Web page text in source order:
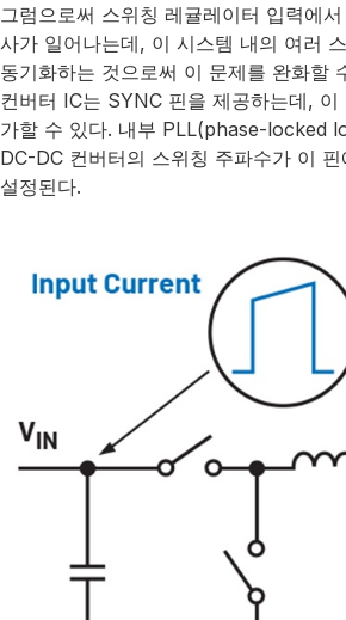
그럼으로써 스위칭 레귤레이터 입력에
사가 일어나는데, 이 시스템 내의 여러
동기화하는 것으로써 이 문제를 완화할
컨버터 IC는 SYNC 핀을 제공하는데, 이
가할 수 있다. 내부 PLL(phase-locked
DC-DC 컨버터의 스위칭 주파수가 이
설정된다.